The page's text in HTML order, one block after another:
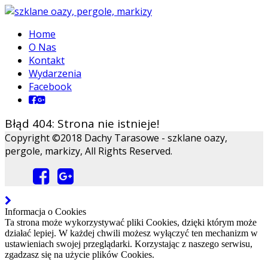
Home
O Nas
Kontakt
Wydarzenia
Facebook
Błąd 404: Strona nie istnieje!
Copyright ©2018 Dachy Tarasowe - szklane oazy,
pergole, markizy, All Rights Reserved.
Informacja o Cookies
Ta strona może wykorzystywać pliki Cookies, dzięki którym może
działać lepiej. W każdej chwili możesz wyłączyć ten mechanizm w
ustawieniach swojej przeglądarki. Korzystając z naszego serwisu,
zgadzasz się na użycie plików Cookies.